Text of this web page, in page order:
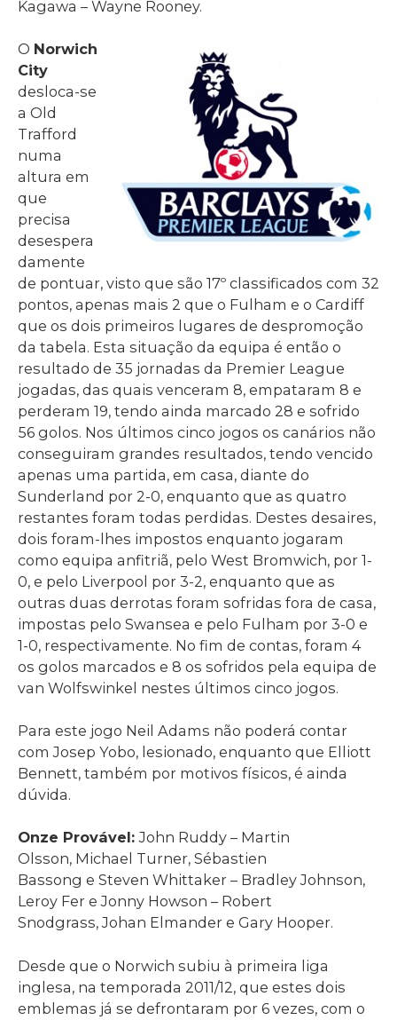
Kagawa – Wayne Rooney.
O Norwich
City
desloca-se
a Old
Trafford
numa
altura em
que
precisa
desespera
damente
de pontuar, visto que são 17º classificados com 32
pontos, apenas mais 2 que o Fulham e o Cardiff
que os dois primeiros lugares de despromoção
da tabela. Esta situação da equipa é então o
resultado de 35 jornadas da Premier League
jogadas, das quais venceram 8, empataram 8 e
perderam 19, tendo ainda marcado 28 e sofrido
56 golos. Nos últimos cinco jogos os canários não
conseguiram grandes resultados, tendo vencido
apenas uma partida, em casa, diante do
Sunderland por 2-0, enquanto que as quatro
restantes foram todas perdidas. Destes desaires,
dois foram-lhes impostos enquanto jogaram
como equipa anfitriã, pelo West Bromwich, por 1-
0, e pelo Liverpool por 3-2, enquanto que as
outras duas derrotas foram sofridas fora de casa,
impostas pelo Swansea e pelo Fulham por 3-0 e
1-0, respectivamente. No fim de contas, foram 4
os golos marcados e 8 os sofridos pela equipa de
van Wolfswinkel nestes últimos cinco jogos.
Para este jogo Neil Adams não poderá contar
com Josep Yobo, lesionado, enquanto que Elliott
Bennett, também por motivos físicos, é ainda
dúvida.
Onze Provável:John Ruddy – Martin
Olsson, Michael Turner, Sébastien
Bassong e Steven Whittaker – Bradley Johnson,
Leroy Fer e Jonny Howson – Robert
Snodgrass, Johan Elmander e Gary Hooper.
Desde que o Norwich subiu à primeira liga
inglesa, na temporada 2011/12, que estes dois
emblemas já se defrontaram por 6 vezes, com o